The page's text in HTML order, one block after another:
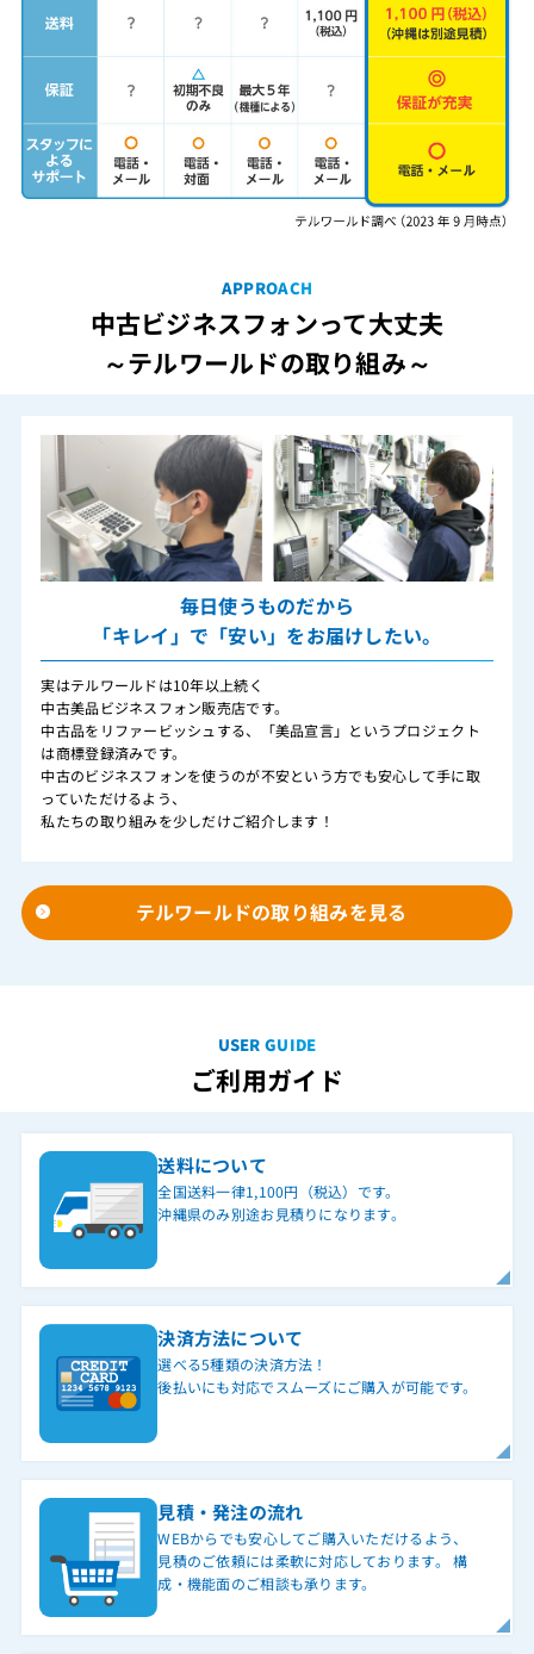
APPROACH
中古ビジネスフォンって大丈夫
～テルワールドの取り組み～
毎日使うものだから
「キレイ」で「安い」をお届けしたい。
実はテルワールドは10年以上続く
中古美品ビジネスフォン販売店です。
中古品をリファービッシュする、「美品宣言」というプロジェクト
は商標登録済みです。
中古のビジネスフォンを使うのが不安という方でも安心して手に取
っていただけるよう、
私たちの取り組みを少しだけご紹介します！
テルワールドの取り組みを見る
USER GUIDE
ご利用ガイド
送料について
全国送料一律1,100円（税込）です。
沖縄県のみ別途お見積りになります。
決済方法について
選べる5種類の決済方法！
後払いにも対応でスムーズにご購入が可能です。
見積・発注の流れ
WEBからでも安心してご購入いただけるよう、
見積のご依頼には柔軟に対応しております。 構
成・機能面のご相談も承ります。